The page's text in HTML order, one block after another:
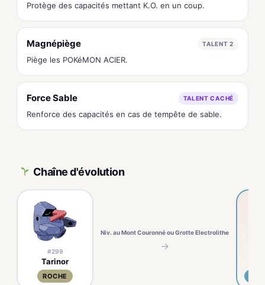
Protège des capacités mettant K.O. en un coup.
Magnépiège TALENT 2
Piège les POKéMON ACIER.
Force Sable TALENT CACHÉ
Renforce des capacités en cas de tempête de sable.
Chaîne d'évolution
#299
Tarinor
ROCHE
Niv. au Mont Couronné ou Grotte Electrolithe
→